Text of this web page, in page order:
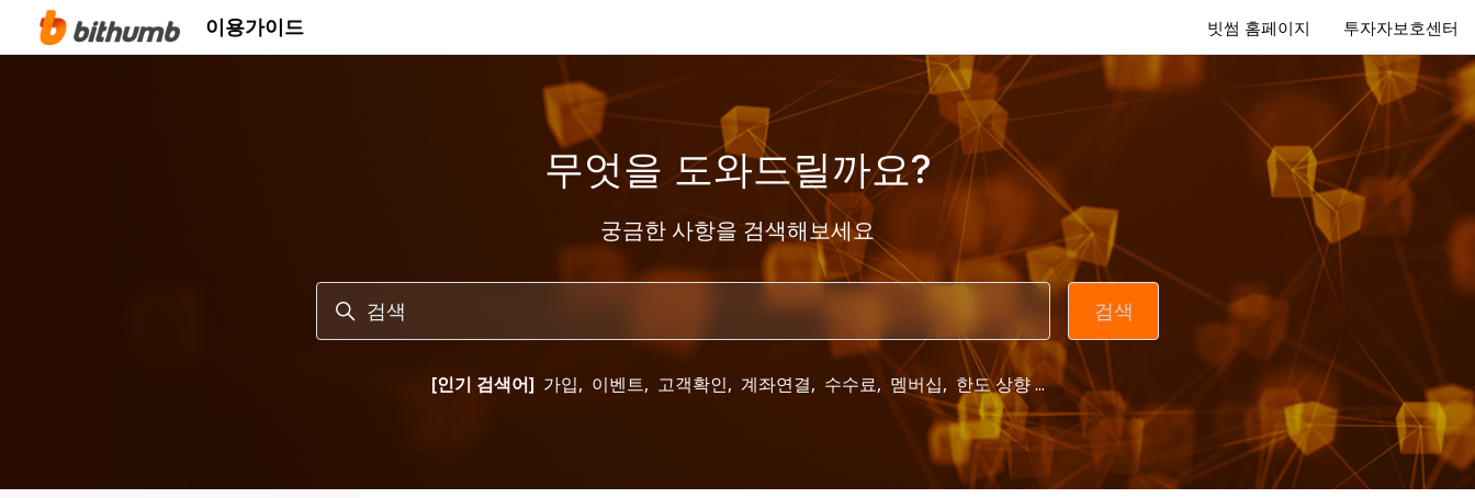
주 콘텐츠로 건너뛰기
이용가이드 빗썸 홈페이지 투자자보호센터
무엇을 도와드릴까요?
궁금한 사항을 검색해보세요
검색
[인기 검색어] 가입, 이벤트, 고객확인, 계좌연결, 수수료, 멤버십, 한도 상향 ...